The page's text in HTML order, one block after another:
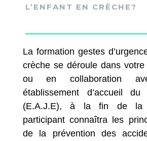
L’ENFANT EN CRÈCHE?
La formation gestes
crèche se déroule dans votre
ou en collaboration
établissement d’accueil
(E.A.J.E), à la fin de la
participant connaîtra les
de la prévention des